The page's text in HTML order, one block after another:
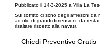
Pubblicato il 14-3-2025 a Villa La
Sul soffitto ci sono degli affreschi da
ad olio di grandi dimensioni, da
risaltare rispetto alla navata
Chiedi Preventivo Gratis